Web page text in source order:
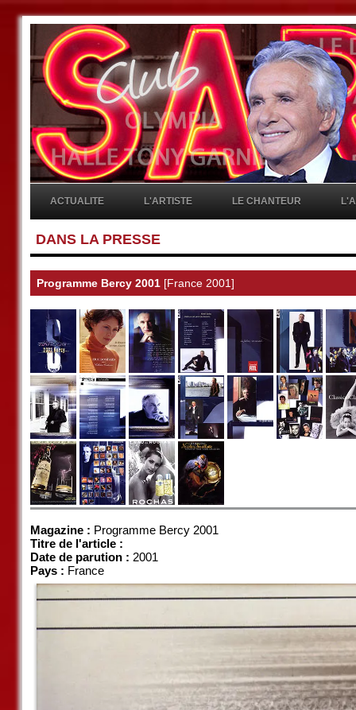
ACTUALITE L'ARTISTE LE CHANTEUR
DANS LA PRESSE
Programme Bercy 2001 [France 2001]
Magazine : Programme Bercy 2001
Titre de l'article :
Date de parution : 2001
Pays : France